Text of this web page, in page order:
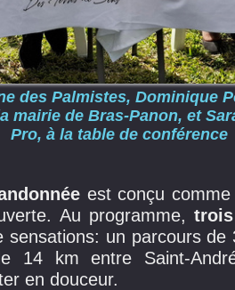
des Palmistes, Dominique
mairie de Bras-Panon, et
Pro, à la table de conférence
est conçu comme
Au programme,
un parcours
14 km entre Saint-
en douceur.